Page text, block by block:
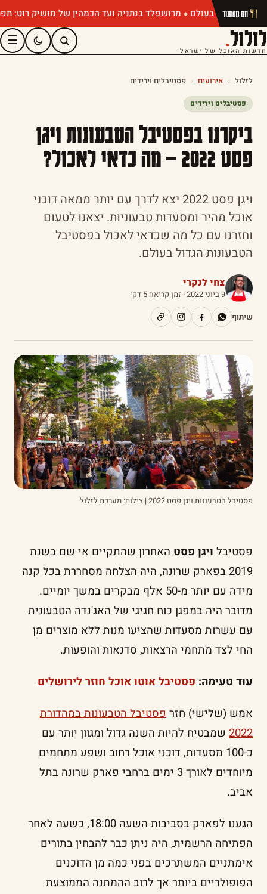
מרושפלד בנתניה ועד הכמהין של מושיק רוט: תפריטי קיץחם מהתנור
לזלול.
חדשות האוכל של ישראל
☰
לזלול » אירועים » פסטיבלים וירידים
פסטיבלים וירידים
ביקרנו בפסטיבל הטבעונות ויגן
פסט 2022 – מה כדאי לאכול?
ויגן פסט 2022 יצא לדרך עם יותר ממאה דוכני
אוכל מהיר ומסעדות טבעוניות. יצאנו לטעום
וחזרנו עם כל מה שכדאי לאכול בפסטיבל
הטבעונות הגדול בעולם.
צחי לנקרי
9 ביוני 2022
· זמן קריאה 5 דק׳
שיתוף
פסטיבל הטבעונות ויגן פסט 2022 | צילום: מערכת לזלול
פסטיבל ויגן פסט האחרון שהתקיים אי שם בשנת
2019 בפארק שרונה, היה הצלחה מסחררת בכל קנה
מידה עם יותר מ-50 אלף מבקרים במשך יומיים.
מדובר היה במפגן כוח חגיגי של האג'נדה הטבעונית
עם עשרות מסעדות שהציעו מנות ללא מוצרים מן
החי לצד מתחמי הרצאות, סדנאות והופעות.
עוד טעימה: פסטיבל אוטו אוכל חוזר לירושלים
אמש (שלישי) חזרפסטיבל הטבעונות במהדורת
2022 שמבטיח להיות השנה גדול ומגוון יותר עם
כ-100 מסעדות, דוכני אוכל רחוב ושפע מתחמים
מיוחדים לאורך 3 ימים ברחבי פארק שרונה בתל
אביב.
הגענו לפארק בסביבות השעה 18:00, כשעה לאחר
הפתיחה הרשמית, היה ניתן כבר להבחין בתורים
אימתניים המשתרכים בפני כמה מן הדוכנים
הפופולריים ביותר אך לרוב ההמתנה הממוצעת